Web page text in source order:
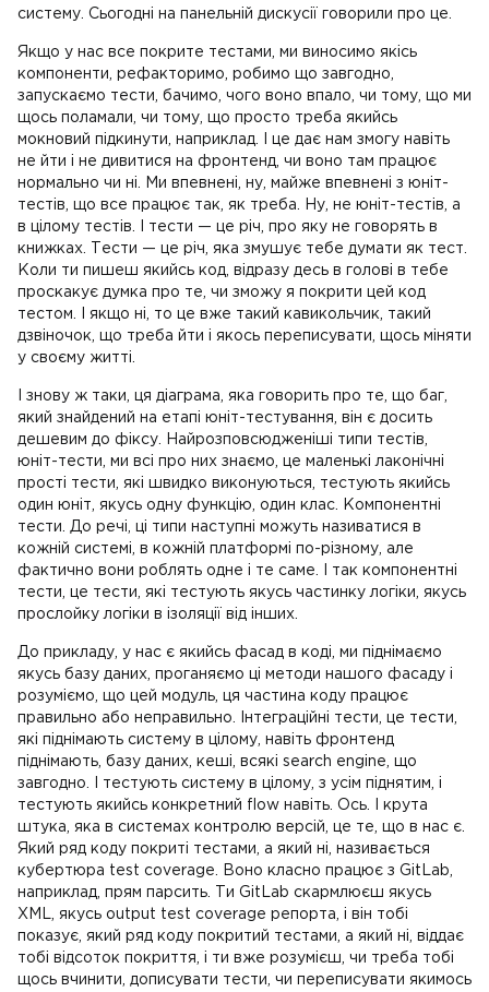
систему. Сьогодні на панельній дискусії говорили про це.
Якщо у нас все покрите тестами, ми виносимо якісь
компоненти, рефакторимо, робимо що завгодно,
запускаємо тести, бачимо, чого воно впало, чи тому, що ми
щось поламали, чи тому, що просто треба якийсь
мокновий підкинути, наприклад. І це дає нам змогу навіть
не йти і не дивитися на фронтенд, чи воно там працює
нормально чи ні. Ми впевнені, ну, майже впевнені з юніт-
тестів, що все працює так, як треба. Ну, не юніт-тестів, а
в цілому тестів. І тести — це річ, про яку не говорять в
книжках. Тести — це річ, яка змушує тебе думати як тест.
Коли ти пишеш якийсь код, відразу десь в голові в тебе
проскакує думка про те, чи зможу я покрити цей код
тестом. І якщо ні, то це вже такий кавикольчик, такий
дзвіночок, що треба йти і якось переписувати, щось міняти
у своєму житті.
І знову ж таки, ця діаграма, яка говорить про те, що баг,
який знайдений на етапі юніт-тестування, він є досить
дешевим до фіксу. Найрозповсюдженіші типи тестів,
юніт-тести, ми всі про них знаємо, це маленькі лаконічні
прості тести, які швидко виконуються, тестують якийсь
один юніт, якусь одну функцію, один клас. Компонентні
тести. До речі, ці типи наступні можуть називатися в
кожній системі, в кожній платформі по-різному, але
фактично вони роблять одне і те саме. І так компонентні
тести, це тести, які тестують якусь частинку логіки, якусь
прослойку логіки в ізоляції від інших.
До прикладу, у нас є якийсь фасад в коді, ми піднімаємо
якусь базу даних, проганяємо ці методи нашого фасаду і
розуміємо, що цей модуль, ця частина коду працює
правильно або неправильно. Інтеграційні тести, це тести,
які піднімають систему в цілому, навіть фронтенд
піднімають, базу даних, кеші, всякі search engine, що
завгодно. І тестують систему в цілому, з усім піднятим, і
тестують якийсь конкретний flow навіть. Ось. І крута
штука, яка в системах контролю версій, це те, що в нас є.
Який ряд коду покриті тестами, а який ні, називається
кубертюра test coverage. Воно класно працює з GitLab,
наприклад, прям парсить. Ти GitLab скармлюєш якусь
XML, якусь output test coverage репорта, і він тобі
показує, який ряд коду покритий тестами, а який ні, віддає
тобі відсоток покриття, і ти вже розумієш, чи треба тобі
щось вчинити, дописувати тести, чи переписувати якимось